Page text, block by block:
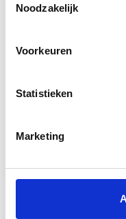
Noodzakelijk
Voorkeuren
Statistieken
Marketing
700